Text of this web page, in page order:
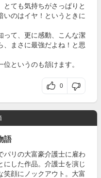
とても気持ちがさっぱりと
いのはイヤ！というときに
って、更に感動、こんな潔
、まさに最強だよね！と思
というのも頷けます。
0
語
パリの大富豪介護士に雇わ
にした作品。介護士を演じ
笑顔にノックアウト。大富